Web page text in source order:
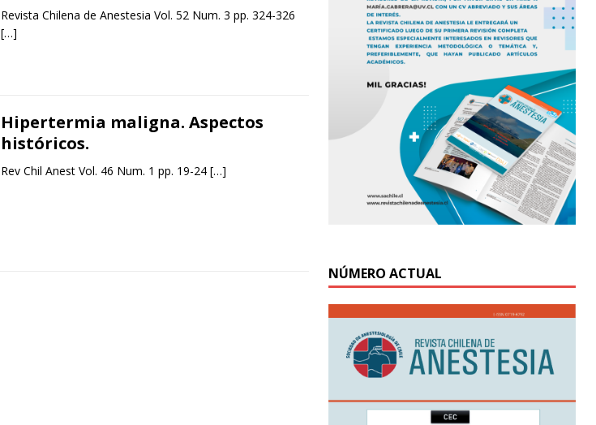
Revista Chilena de Anestesia Vol. 52 Num. 3 pp. 324-326
[…]
Hipertermia maligna. Aspectos
históricos.
Rev Chil Anest Vol. 46 Num. 1 pp. 19-24 […]
NÚMERO ACTUAL